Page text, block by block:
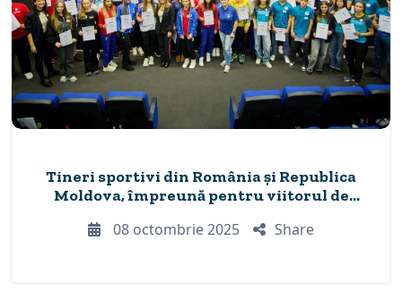
Tineri sportivi din România și Republica
Moldova, împreună pentru viitorul de
08 octombrie 2025 Share